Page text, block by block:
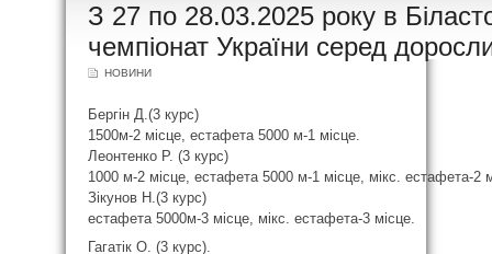
20
З 27 по 28.03.2025 року в
чемпіонат України серед
НОВИНИ
Бергін Д.(3 курс)
1500м-2 місце, естафета 5000 м-1 місце.
Леонтенко Р. (3 курс)
1000 м-2 місце, естафета 5000 м-1 місце, мікс. естафета-2
Зікунов Н.(3 курс)
естафета 5000м-3 місце, мікс. естафета-3 місце.
Гагатік О. (3 курс).